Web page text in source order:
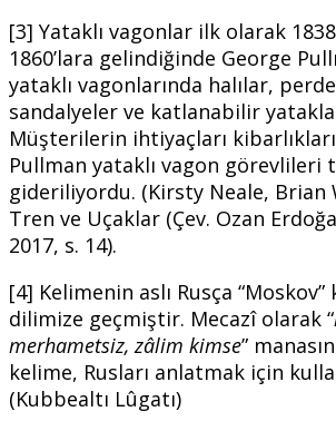
[3] Yataklı vagonlar ilk olarak
1860’lara gelindiğinde George
yataklı vagonlarında halılar,
sandalyeler ve katlanabilir
Müşterilerin ihtiyaçları
Pullman yataklı vagon görevlileri
gideriliyordu. (Kirsty Neale, Brian
Tren ve Uçaklar (Çev. Ozan
2017, s. 14).
[4] Kelimenin aslı Rusça
dilimize geçmiştir. Mecazî olarak “
merhametsiz, zâlim kimse”
kelime, Rusları anlatmak için
(Kubbealtı Lûgatı)